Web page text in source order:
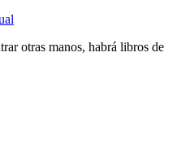
otras manos, habrá libros de